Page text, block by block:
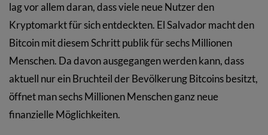
lag vor allem daran, dass viele neue Nutzer den
Kryptomarkt für sich entdeckten. El Salvador macht den
Bitcoin mit diesem Schritt publik für sechs Millionen
Menschen. Da davon ausgegangen werden kann, dass
aktuell nur ein Bruchteil der Bevölkerung Bitcoins besitzt,
öffnet man sechs Millionen Menschen ganz neue
finanzielle Möglichkeiten.